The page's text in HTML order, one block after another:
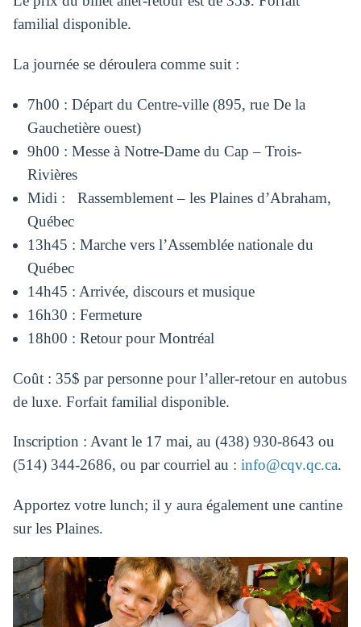
familial disponible.
La journée se déroulera comme suit :
7h00 : Départ du Centre-ville (895, rue De la
Gauchetière ouest)
9h00 : Messe à Notre-Dame du Cap – Trois-
Rivières
Midi : Rassemblement – les Plaines d’Abraham,
Québec
13h45 : Marche vers l’Assemblée nationale du
Québec
14h45 : Arrivée, discours et musique
16h30 : Fermeture
18h00 : Retour pour Montréal
Coût : 35$ par personne pour l’aller-retour en autobus
de luxe. Forfait familial disponible.
Inscription : Avant le 17 mai, au (438) 930-8643 ou
(514) 344-2686, ou par courriel au : info@cqv.qc.ca.
Apportez votre lunch; il y aura également une cantine
sur les Plaines.